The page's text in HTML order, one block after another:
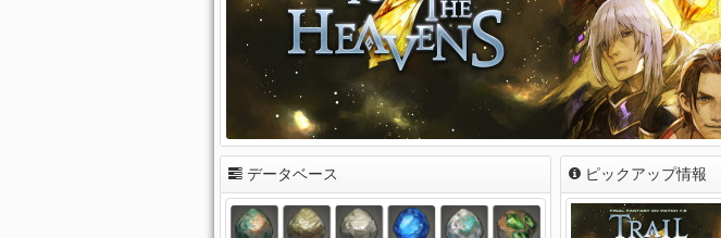
データベース ピックアップ情報